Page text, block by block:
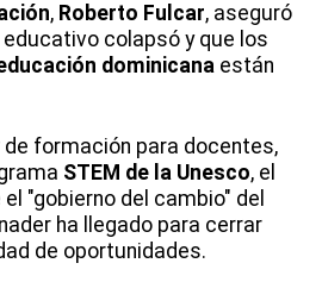
, Roberto Fulcar, aseguró
colapsó y que los
dominicana están
de formación para docentes,
STEM de la Unesco, el
"gobierno del cambio" del
ha llegado para cerrar
de oportunidades.